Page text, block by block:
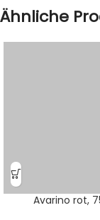
Ähnliche
Avarino rot,